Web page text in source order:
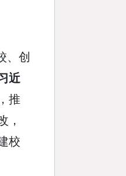
、创
近
推
，
校